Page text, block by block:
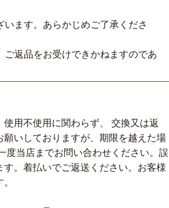
ます。あらかじめご了承くださ
ご返品をお受けできかねますのであ
用不使用に関わらず、 交換又は返
いしておりますが、期限を越えた場
度当店までお問い合わせください。誤
。着払いでご返送ください。お客様